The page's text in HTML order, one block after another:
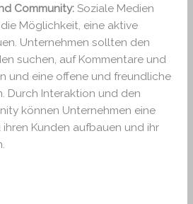
Community: Soziale Medien
Möglichkeit, eine aktive
Unternehmen sollten den
suchen, auf Kommentare und
und eine offene und freundliche
Durch Interaktion und den
können Unternehmen eine
Kunden aufbauen und ihr